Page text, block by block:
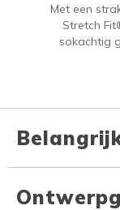
Met een
Stretch
sokachtig